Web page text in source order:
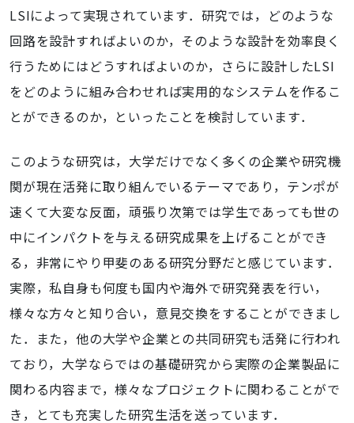
LSIによって実現されています．研究では，どのような
回路を設計すればよいのか，そのような設計を効率良く
行うためにはどうすればよいのか，さらに設計したLSI
をどのように組み合わせれば実用的なシステムを作るこ
とができるのか，といったことを検討しています．
このような研究は，大学だけでなく多くの企業や研究機
関が現在活発に取り組んでいるテーマであり，テンポが
速くて大変な反面，頑張り次第では学生であっても世の
中にインパクトを与える研究成果を上げることができ
る，非常にやり甲斐のある研究分野だと感じています．
実際，私自身も何度も国内や海外で研究発表を行い，
様々な方々と知り合い，意見交換をすることができまし
た．また，他の大学や企業との共同研究も活発に行われ
ており，大学ならではの基礎研究から実際の企業製品に
関わる内容まで，様々なプロジェクトに関わることがで
き，とても充実した研究生活を送っています．